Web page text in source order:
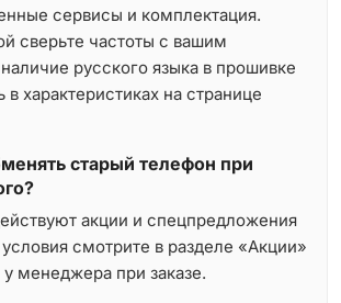
сервисы и комплектация.
сверьте частоты с вашим
русского языка в прошивке
характеристиках на странице
старый телефон при
акции и спецпредложения
смотрите в разделе «Акции»
у менеджера при заказе.